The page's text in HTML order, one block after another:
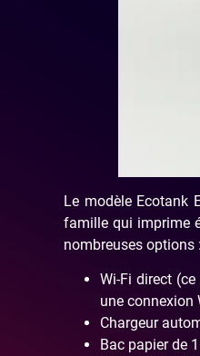
Le modèle Ecotank
famille qui imprime
nombreuses options :
Wi-Fi direct
une connexion
Chargeur
Bac papier de